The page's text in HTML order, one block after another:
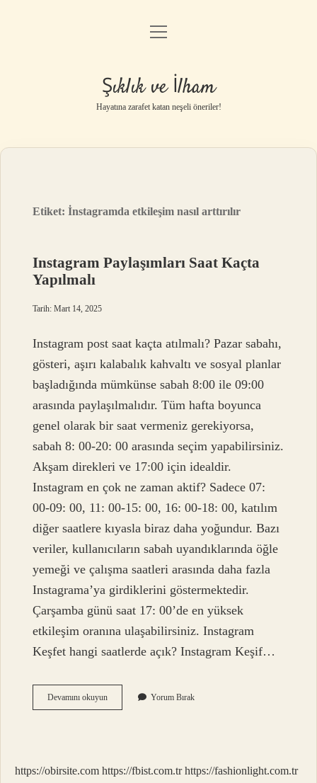
Anasayfa
Gizlilik Politikası
Yasal Uyarı
menüyü
Şıklık ve İlham
Hayatına zarafet katan neşeli öneriler!
Etiket:İnstagramda etkileşim nasıl arttırılır
Instagram Paylaşımları Saat Kaçta
Yapılmalı
Tarih: Mart 14, 2025
Instagram post saat kaçta atılmalı? Pazar sabahı,
gösteri, aşırı kalabalık kahvaltı ve sosyal planlar
başladığında mümkünse sabah 8:00 ile 09:00
arasında paylaşılmalıdır. Tüm hafta boyunca
genel olarak bir saat vermeniz gerekiyorsa,
sabah 8: 00-20: 00 arasında seçim yapabilirsiniz.
Akşam direkleri ve 17:00 için idealdir.
Instagram en çok ne zaman aktif? Sadece 07:
00-09: 00, 11: 00-15: 00, 16: 00-18: 00, katılım
diğer saatlere kıyasla biraz daha yoğundur. Bazı
veriler, kullanıcıların sabah uyandıklarında öğle
yemeği ve çalışma saatleri arasında daha fazla
Instagrama’ya girdiklerini göstermektedir.
Çarşamba günü saat 17: 00’de en yüksek
etkileşim oranına ulaşabilirsiniz. Instagram
Keşfet hangi saatlerde açık? Instagram Keşif…
Devamını okuyunInstagram
Paylaşımları
Yorum Bırak
https://obirsite.com https://fbist.com.tr https://fashionlight.com.tr